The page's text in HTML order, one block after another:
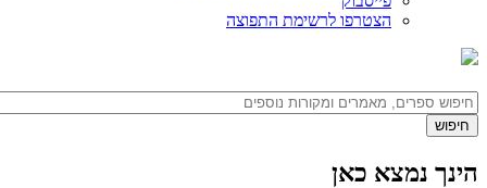
הצטרפו לרשימת התפוצה
הינך נמצא כאן